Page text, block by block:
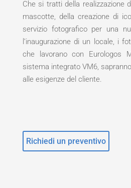
Che si tratti della realizzazione
mascotte, della creazione di
servizio fotografico per una
l’inaugurazione di un locale, i
che lavorano con Eurologos
sistema integrato VM6,
alle esigenze del cliente.
Richiedi un preventivo